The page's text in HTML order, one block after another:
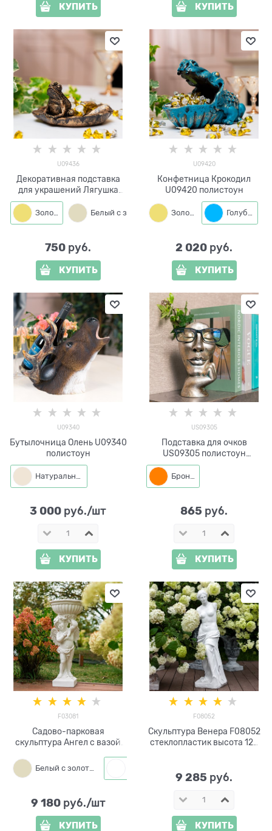
КУПИТЬ КУПИТЬ
U09436
Декоративная подставка
для украшений Лягушка
U09436 полистоун
Золото
750 руб.
КУПИТЬ
U09420
Конфетница Крокодил
U09420 полистоун
Золото Голубой
2 020 руб.
КУПИТЬ
U09340
Бутылочница Олень U09340
полистоун
Натуральный
3 000 руб./шт
КУПИТЬ
US09305
Подставка для очков
US09305 полистоун
цв.бронза
Бронза
865 руб.
КУПИТЬ
F03081
Садово-парковая
скульптура Ангел с вазой
90см
Белый с золотым
9 180 руб./шт
КУПИТЬ
F08052
Скульптура Венера F08052
стеклопластик высота 120
9 285 руб.
КУПИТЬ